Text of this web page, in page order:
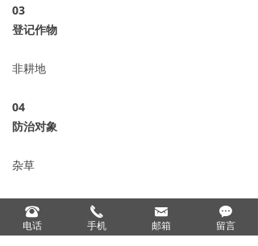
03
登记作物
非耕地
04
防治对象
杂草
05
登记用量
뀰
电话
끅
手机
낂
邮箱
끁
留言